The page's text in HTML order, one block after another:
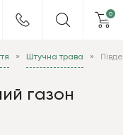
0
Штучна трава
газон